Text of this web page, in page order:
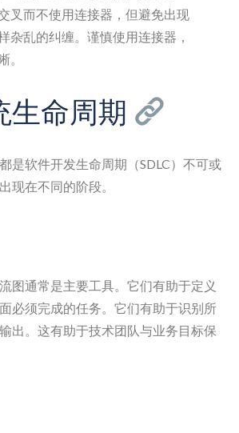
叉而不使用连接器，但避免出现
杂乱的纠缠。谨慎使用连接器，
。
生命周期
是软件开发生命周期（SDLC）不可或
现在不同的阶段。
图通常是主要工具。它们有助于定义
必须完成的任务。它们有助于识别所
出。这有助于技术团队与业务目标保